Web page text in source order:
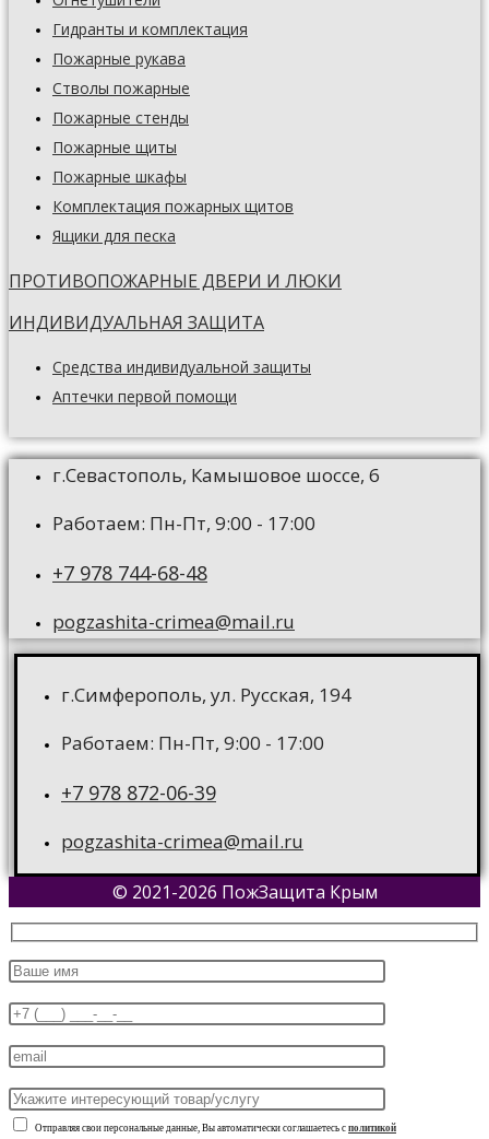
Гидранты и комплектация
Пожарные рукава
Стволы пожарные
Пожарные стенды
Пожарные щиты
Пожарные шкафы
Комплектация пожарных щитов
Ящики для песка
ПРОТИВОПОЖАРНЫЕ ДВЕРИ И ЛЮКИ
ИНДИВИДУАЛЬНАЯ ЗАЩИТА
Средства индивидуальной защиты
Аптечки первой помощи
г.Севастополь, Камышовое шоссе, 6
Работаем: Пн-Пт, 9:00 - 17:00
+7 978 744-68-48
pogzashita-crimea@mail.ru
г.Симферополь, ул. Русская, 194
Работаем: Пн-Пт, 9:00 - 17:00
+7 978 872-06-39
pogzashita-crimea@mail.ru
© 2021-2026 ПожЗащита Крым
Отправляя свои персональные данные, Вы автоматически соглашаетесь с политикой